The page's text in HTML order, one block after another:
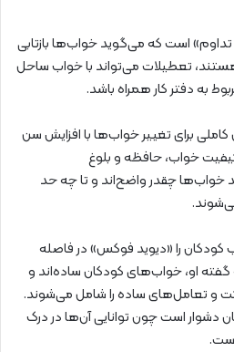
است که می‌گوید خواب‌ها بازتابی
تعطیلات می‌تواند با خواب ساحل
به دفتر کار همراه باشد.
برای تغییر خواب‌ها با افزایش سن
خواب، حافظه و بلوغ
خواب‌ها چقدر واضح‌اند و تا چه حد
کودکان را «دیوید فوکس» در فاصله
انجام داد. به گفته او، خواب‌های کودکان ساده‌اند و
و تعامل‌های ساده را شامل می‌شوند.
دشوار است چون توانایی آن‌ها در درک